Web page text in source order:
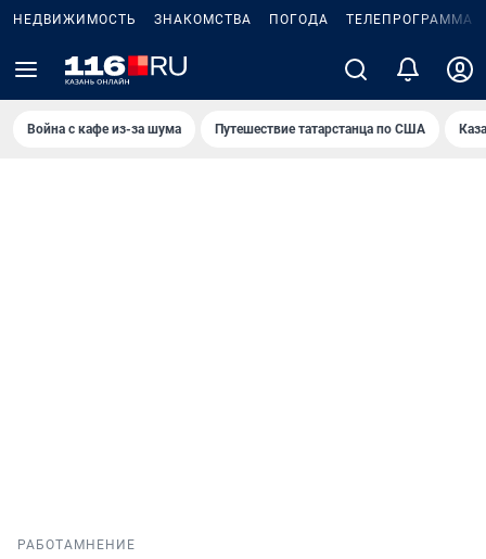
НЕДВИЖИМОСТЬ ЗНАКОМСТВА ПОГОДА ТЕЛЕПРОГРАММА
Война с кафе из-за шума Путешествие татарстанца по США
РАБОТА МНЕНИЕ